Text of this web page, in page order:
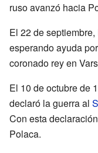
ruso avanzó hacia
El 22 de
esperando ayuda
coronado rey en
El 10 de octubre de
declaró la guerra al
Con esta
Polaca.